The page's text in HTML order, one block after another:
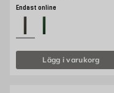
Endast online
Lägg i varukorg